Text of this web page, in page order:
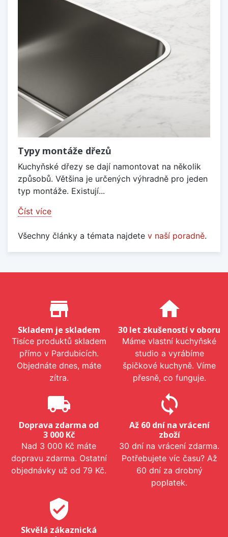
Typy montáže dřezů
Kuchyňské dřezy se dají namontovat na několik
způsobů. Většina je určených výhradně pro jeden
typ montáže. Existují...
Číst více
Všechny články a témata najdete v naší poradně.
Proč nakupovat u nás?
store_mall_directory
Skladem je skladem
Tisíce produktů skladem
přímo v Pardubicích.
Objednáte dnes, máte
zítra.
home
30 let zkušeností v oboru
Máme vlastní kuchyňské
studio a vyrábíme
špičkové kuchyně. Víme
přesně, co funguje.
local_shipping
Doprava zdarma od
3 000 Kč
Nad 3 000 Kč máte
dopravu zdarma. Ostatní
objednávky už od 79 Kč.
sync
Až 60 dní na vrácení
zboží
30 dní na vrácení zdarma.
Potřebujete víc času? Až
60 dní za drobný
poplatek.
verified_user
Skvělá zákaznická